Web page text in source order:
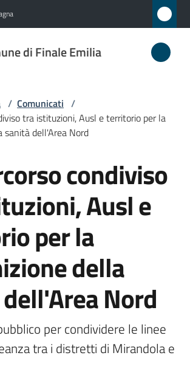
di Finale Emilia
/ Comunicati /
tra istituzioni, Ausl e territorio per la
sanità dell'Area Nord
condiviso
Ausl e
per la
della
Nord
per condividere le linee
tra i distretti di Mirandola e